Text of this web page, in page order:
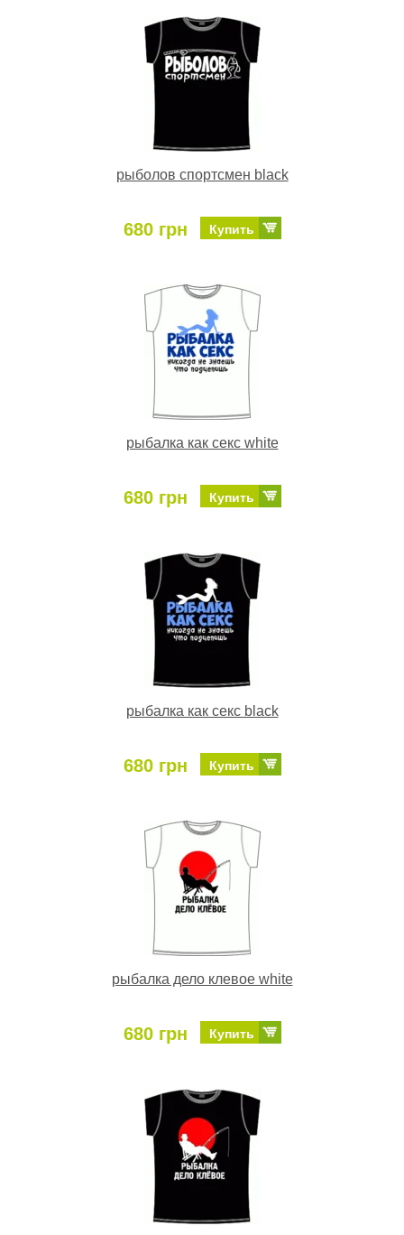
рыболов спортсмен black
680 грн Купить
рыбалка как секс white
680 грн Купить
рыбалка как секс black
680 грн Купить
рыбалка дело клевое white
680 грн Купить